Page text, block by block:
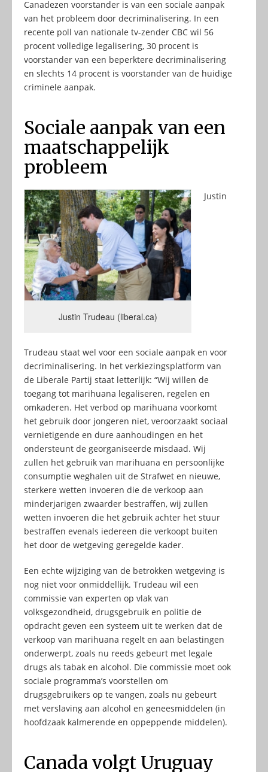
Canadezen voorstander is van een sociale aanpak
van het probleem door decriminalisering. In een
recente poll van nationale tv-zender CBC wil 56
procent volledige legalisering, 30 procent is
voorstander van een beperktere decriminalisering
en slechts 14 procent is voorstander van de huidige
criminele aanpak.
Sociale aanpak van een
maatschappelijk
probleem
Justin Trudeau (liberal.ca)
Justin
Trudeau staat wel voor een sociale aanpak en voor
decriminalisering. In het verkiezingsplatform van
de Liberale Partij staat letterlijk: “Wij willen de
toegang tot marihuana legaliseren, regelen en
omkaderen. Het verbod op marihuana voorkomt
het gebruik door jongeren niet, veroorzaakt sociaal
vernietigende en dure aanhoudingen en het
ondersteunt de georganiseerde misdaad. Wij
zullen het gebruik van marihuana en persoonlijke
consumptie weghalen uit de Strafwet en nieuwe,
sterkere wetten invoeren die de verkoop aan
minderjarigen zwaarder bestraffen, wij zullen
wetten invoeren die het gebruik achter het stuur
bestraffen evenals iedereen die verkoopt buiten
het door de wetgeving geregelde kader.
Een echte wijziging van de betrokken wetgeving is
nog niet voor onmiddellijk. Trudeau wil een
commissie van experten op vlak van
volksgezondheid, drugsgebruik en politie de
opdracht geven een systeem uit te werken dat de
verkoop van marihuana regelt en aan belastingen
onderwerpt, zoals nu reeds gebeurt met legale
drugs als tabak en alcohol. Die commissie moet ook
sociale programma’s voorstellen om
drugsgebruikers op te vangen, zoals nu gebeurt
met verslaving aan alcohol en geneesmiddelen (in
hoofdzaak kalmerende en oppeppende middelen).
Canada volgt Uruguay